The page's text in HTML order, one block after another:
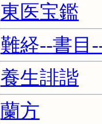
東医宝鑑
難経--書目
養生誹諧
蘭方